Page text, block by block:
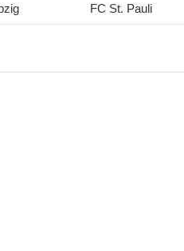
FC St. Pauli